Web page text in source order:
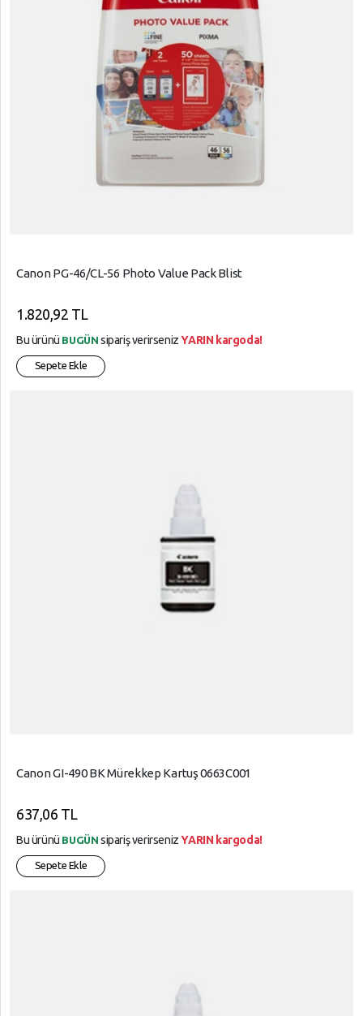
Canon PG-46/CL-56 Photo Value Pack Blist
1.820,92 TL
Bu ürünü BUGÜN sipariş verirsenizYARIN kargoda!
Sepete Ekle
Canon GI-490 BK Mürekkep Kartuş 0663C001
637,06 TL
Bu ürünü BUGÜN sipariş verirsenizYARIN kargoda!
Sepete Ekle